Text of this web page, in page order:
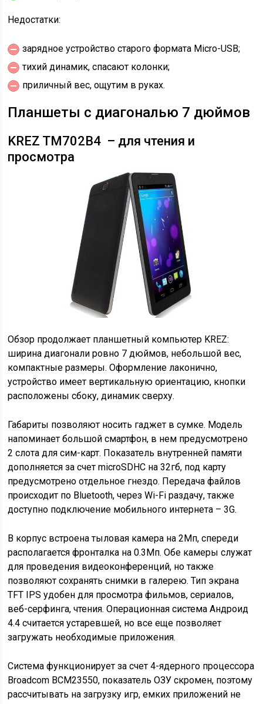
Недостатки:
зарядное устройство старого формата Micro-USB;
тихий динамик, спасают колонки;
приличный вес, ощутим в руках.
Планшеты с диагональю 7 дюймов
KREZ TM702B4 – для чтения и
просмотра
Обзор продолжает планшетный компьютер KREZ:
ширина диагонали ровно 7 дюймов, небольшой вес,
компактные размеры. Оформление лаконично,
устройство имеет вертикальную ориентацию, кнопки
расположены сбоку, динамик сверху.
Габариты позволяют носить гаджет в сумке. Модель
напоминает большой смартфон, в нем предусмотрено
2 слота для сим-карт. Показатель внутренней памяти
дополняется за счет microSDHC на 32гб, под карту
предусмотрено отдельное гнездо. Передача файлов
происходит по Bluetooth, через Wi-Fi раздачу, также
доступно подключение мобильного интернета – 3G.
В корпус встроена тыловая камера на 2Мп, спереди
располагается фронталка на 0.3Мп. Обе камеры служат
для проведения видеоконференций, но также
позволяют сохранять снимки в галерею. Тип экрана
TFT IPS удобен для просмотра фильмов, сериалов,
веб-серфинга, чтения. Операционная система Андроид
4.4 считается устаревшей, но все еще позволяет
загружать необходимые приложения.
Система функционирует за счет 4-ядерного процессора
Broadcom BCM23550, показатель ОЗУ скромен, поэтому
рассчитывать на загрузку игр, емких приложений не